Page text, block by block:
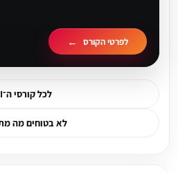
לפרטי הקורס
לכל קורסי ה־AI
לא בטוחים מה